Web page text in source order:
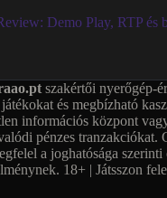
Demo Play, RTP és
szakértői nyerőgép-
és megbízható
információs központ
pénzes tranzakciókat.
a joghatósága szerinti
18+ | Játsszon